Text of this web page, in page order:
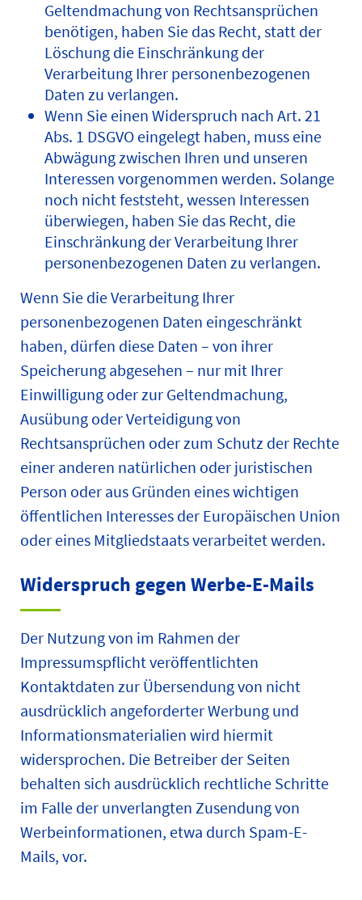
Geltendmachung von Rechtsansprüchen
benötigen, haben Sie das Recht, statt der
Löschung die Einschränkung der
Verarbeitung Ihrer personenbezogenen
Daten zu verlangen.
Wenn Sie einen Widerspruch nach Art. 21
Abs. 1 DSGVO eingelegt haben, muss eine
Abwägung zwischen Ihren und unseren
Interessen vorgenommen werden. Solange
noch nicht feststeht, wessen Interessen
überwiegen, haben Sie das Recht, die
Einschränkung der Verarbeitung Ihrer
personenbezogenen Daten zu verlangen.
Wenn Sie die Verarbeitung Ihrer
personenbezogenen Daten eingeschränkt
haben, dürfen diese Daten – von ihrer
Speicherung abgesehen – nur mit Ihrer
Einwilligung oder zur Geltendmachung,
Ausübung oder Verteidigung von
Rechtsansprüchen oder zum Schutz der Rechte
einer anderen natürlichen oder juristischen
Person oder aus Gründen eines wichtigen
öffentlichen Interesses der Europäischen Union
oder eines Mitgliedstaats verarbeitet werden.
Widerspruch gegen Werbe-E-Mails
Der Nutzung von im Rahmen der
Impressumspflicht veröffentlichten
Kontaktdaten zur Übersendung von nicht
ausdrücklich angeforderter Werbung und
Informationsmaterialien wird hiermit
widersprochen. Die Betreiber der Seiten
behalten sich ausdrücklich rechtliche Schritte
im Falle der unverlangten Zusendung von
Werbeinformationen, etwa durch Spam-E-
Mails, vor.